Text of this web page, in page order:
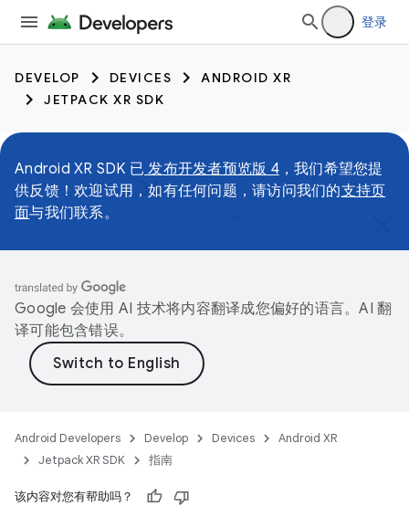
登录
DEVELOP DEVICES
ANDROID XR
JETPACK XR SDK
Android XR SDK 已 发布开发者预览版 4，我们希望您提
供反馈！欢迎试用，如有任何问题，请访问我们的支持页
面与我们联系。
Google 会使用 AI 技术将内容翻译成您偏好的语言。AI 翻
译可能包含错误。
Android Developers Develop Devices
Android XR
Jetpack XR SDK
指南
该内容对您有帮助吗？